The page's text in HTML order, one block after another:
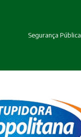
Segurança Pública